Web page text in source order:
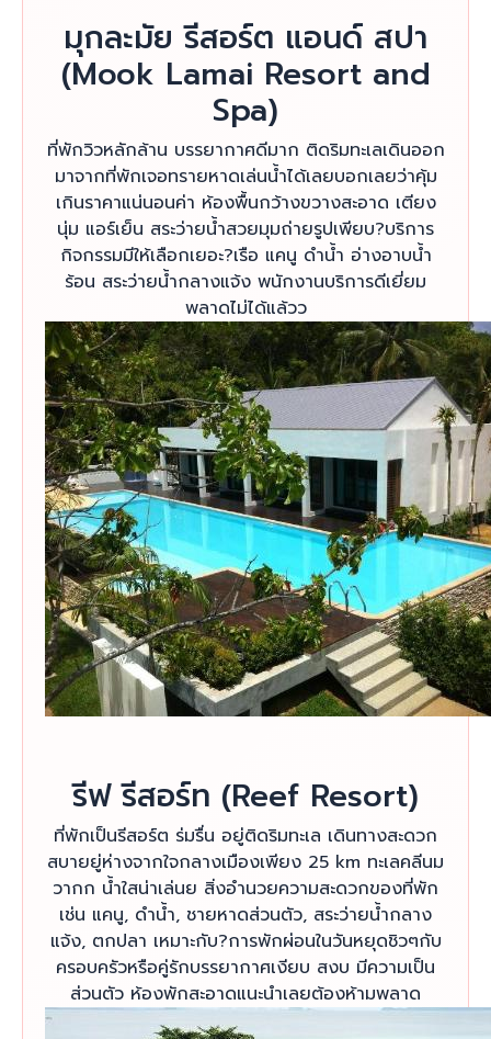
มุกละมัย รีสอร์ต แอนด์ สปา
(Mook Lamai Resort and
Spa)
ที่พักวิวหลักล้าน บรรยากาศดีมาก ติดริมทะเลเดินออก
มาจากที่พักเจอทรายหาดเล่นน้ำได้เลยบอกเลยว่าคุ้ม
เกินราคาแน่นอนค่า ห้องพื้นกว้างขวางสะอาด เตียง
นุ่ม แอร์เย็น สระว่ายน้ำสวยมุมถ่ายรูปเพียบ?บริการ
กิจกรรมมีให้เลือกเยอะ?เรือ แคนู ดำน้ำ อ่างอาบน้ำ
ร้อน สระว่ายน้ำกลางแจ้ง พนักงานบริการดีเยี่ยม
พลาดไม่ได้แล้วว
รีฟ รีสอร์ท (Reef Resort)
ที่พักเป็นรีสอร์ต ร่มรื่น อยู่ติดริมทะเล เดินทางสะดวก
สบายยู่ห่างจากใจกลางเมืองเพียง 25 km ทะเลคลีนม
วากก น้ำใสน่าเล่นย สิ่งอำนวยความสะดวกของที่พัก
เช่น แคนู, ดำน้ำ, ชายหาดส่วนตัว, สระว่ายน้ำกลาง
แจ้ง, ตกปลา เหมาะกับ?การพักผ่อนในวันหยุดชิวๆกับ
ครอบครัวหรือคู่รักบรรยากาศเงียบ สงบ มีความเป็น
ส่วนตัว ห้องพักสะอาดแนะนำเลยต้องห้ามพลาด